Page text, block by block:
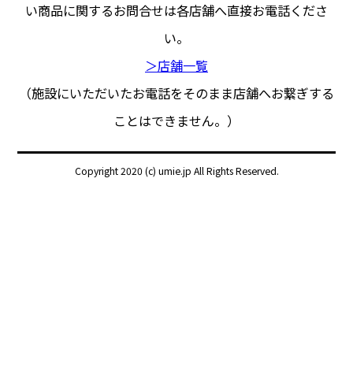
い商品に関するお問合せは各店舗へ直接お電話くださ
い。
＞店舗一覧
（施設にいただいたお電話をそのまま店舗へお繋ぎする
ことはできません。）
Copyright 2020 (c) umie.jp All Rights Reserved.